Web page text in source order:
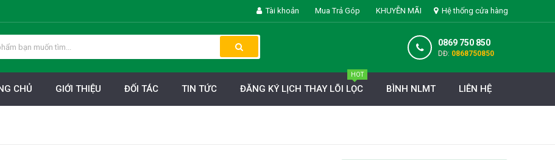
Tài khoản Mua Trả Góp KHUYỄN MÃI Hệ thống cửa hàng
0869 750 850
DĐ: 0868750850
CHỦ GIỚI THIỆU ĐỐI TÁC TIN TỨC ĐĂNG KÝ LỊCH THAY LÕI LỌC
HOT
BÌNH NLMT LIÊN HỆ